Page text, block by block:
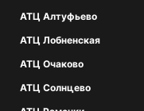
АТЦ Алтуфьево
АТЦ Лобненская
АТЦ Очаково
АТЦ Солнцево